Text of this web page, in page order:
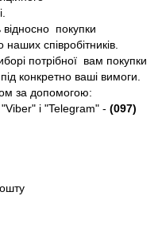
відносно покупки
співробітників.
потрібної вам покупки
конкретно ваші вимоги.
за допомогою:
і "Telegram" - (097)